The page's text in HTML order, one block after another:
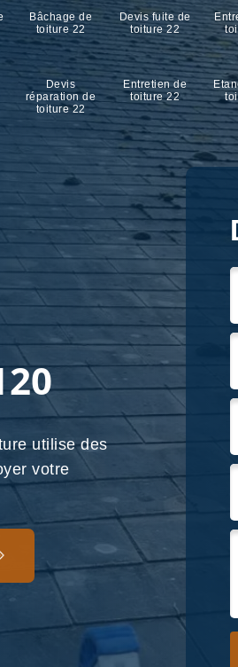
Bâchage de
toiture 22
Devis fuite de
toiture 22
Devis
réparation de
toiture 22
Entretien de
toiture 22
utilise des
votre